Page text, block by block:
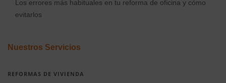
Los errores más habituales en tu reforma de oficina y cómo
evitarlos
Nuestros Servicios
REFORMAS DE VIVIENDA